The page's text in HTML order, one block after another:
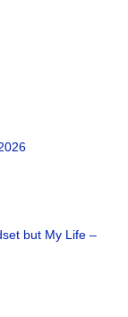
but My Life –